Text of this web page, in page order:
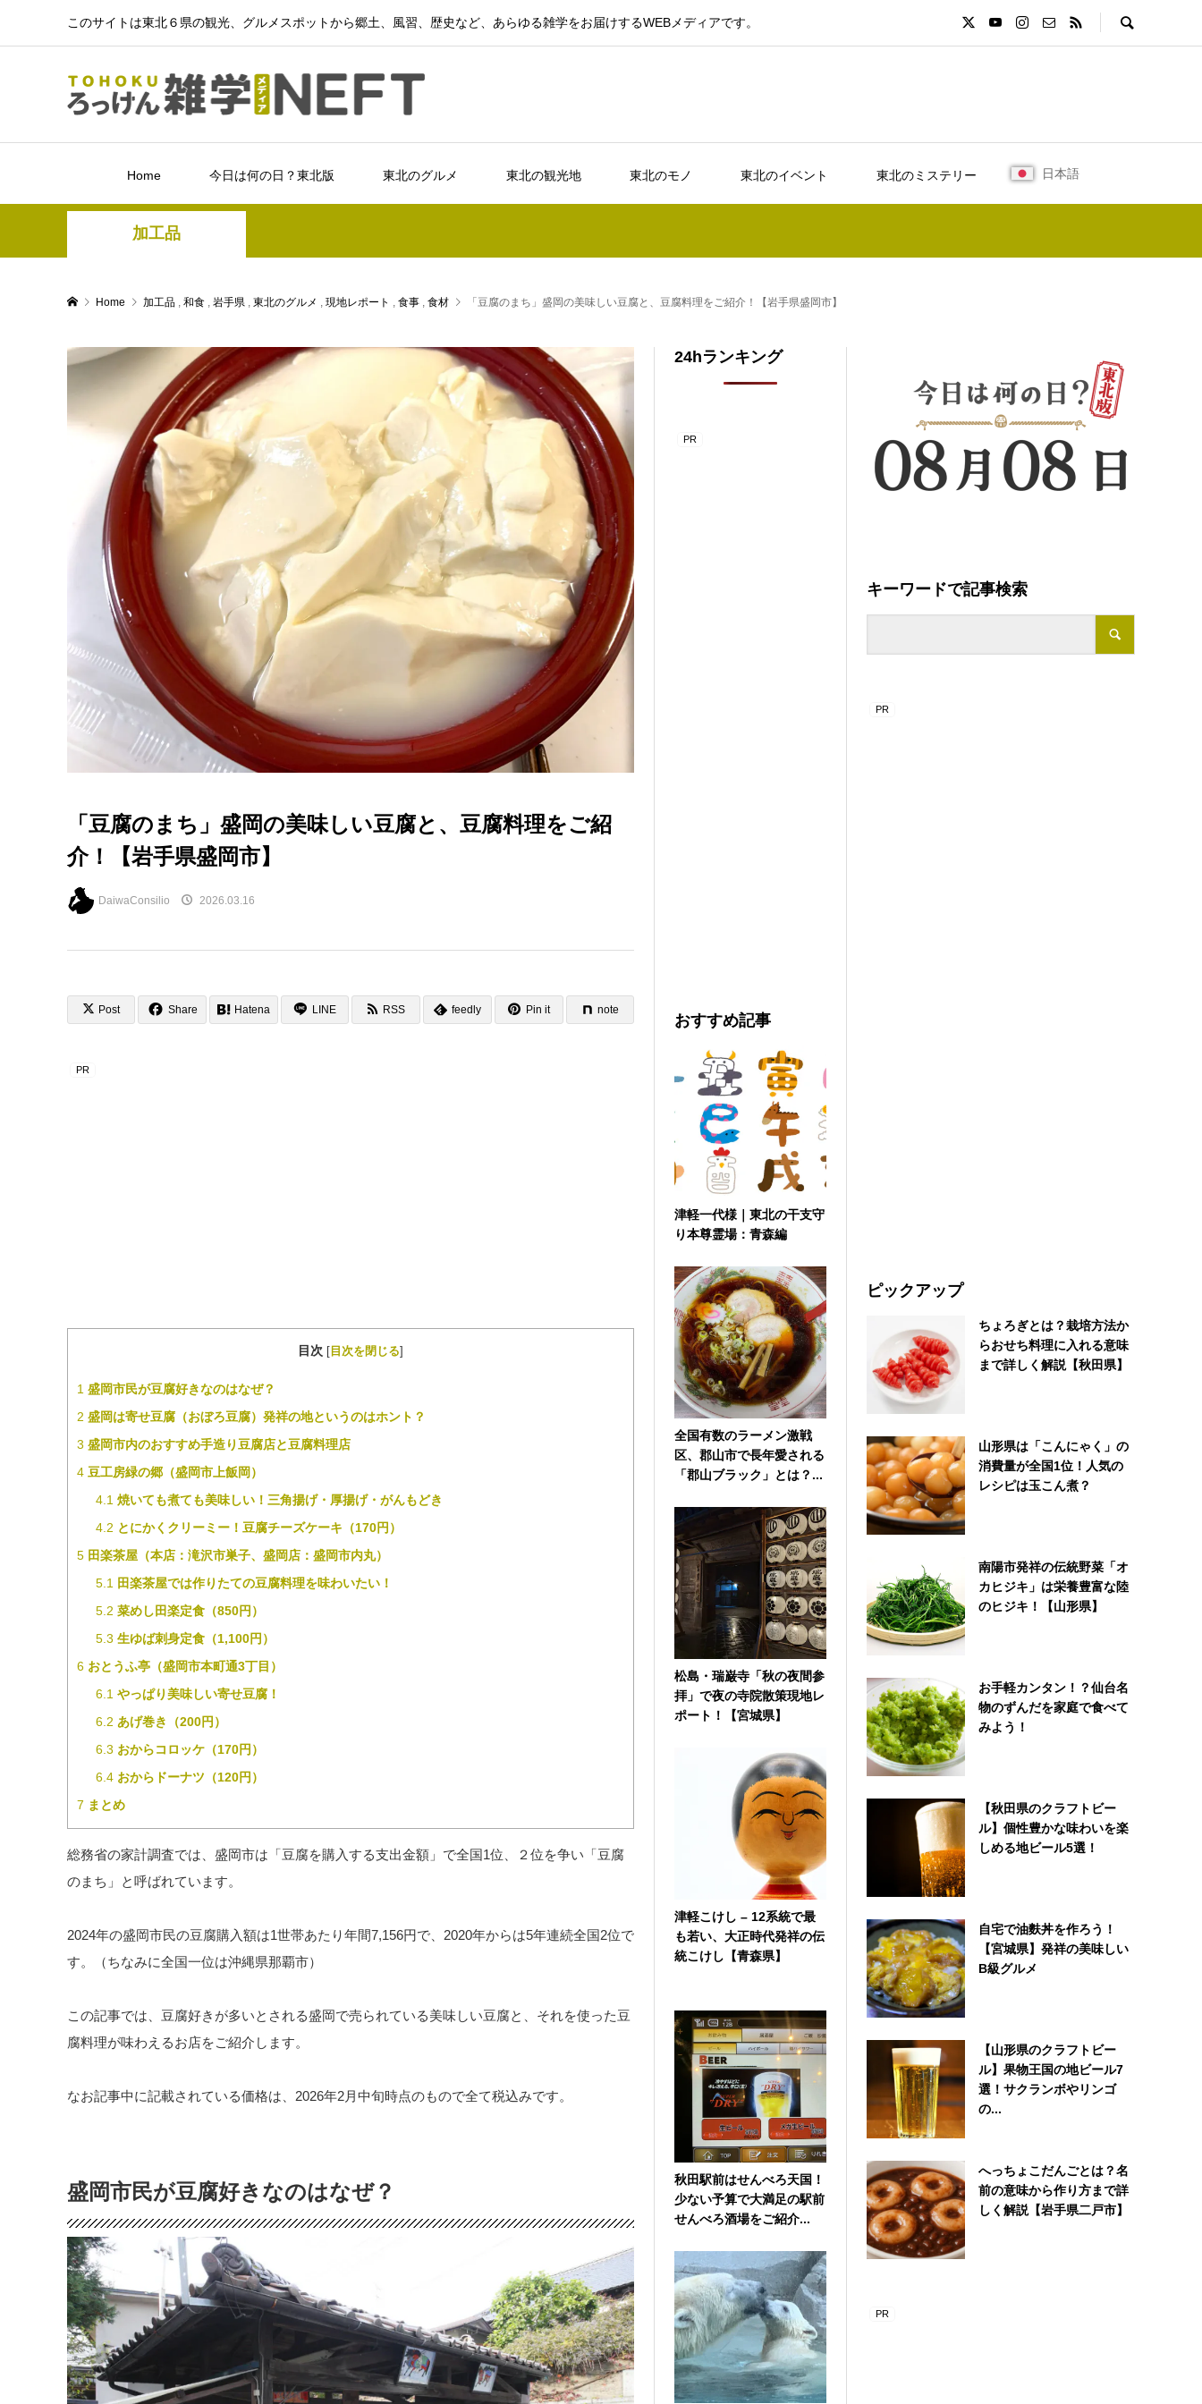
このサイトは東北６県の観光、グルメスポットから郷土、風習、歴史など、あらゆる雑学をお届けするWEBメディアです。
Home 今日は何の日？東北版 東北のグルメ 東北の観光地 東北のモノ 東北のイベント 東北のミステリー 日本語
加工品
Home 加工品 , 和食 , 岩手県 , 東北のグルメ , 現地レポート , 食事 , 食材 「豆腐のまち」盛岡の美味しい豆腐と、豆腐料理をご紹介！【岩手県盛岡市】
「豆腐のまち」盛岡の美味しい豆腐と、豆腐料理をご紹
介！【岩手県盛岡市】
DaiwaConsilio 2026.03.16
Post Share Hatena LINE RSS feedly Pin it note
目次 [目次を閉じる]
1 盛岡市民が豆腐好きなのはなぜ？
2 盛岡は寄せ豆腐（おぼろ豆腐）発祥の地というのはホント？
3 盛岡市内のおすすめ手造り豆腐店と豆腐料理店
4豆工房緑の郷（盛岡市上飯岡）
4.1 焼いても煮ても美味しい！三角揚げ・厚揚げ・がんもどき
4.2 とにかくクリーミー！豆腐チーズケーキ（170円）
5田楽茶屋（本店：滝沢市巣子、盛岡店：盛岡市内丸）
5.1 田楽茶屋では作りたての豆腐料理を味わいたい！
5.2 菜めし田楽定食（850円）
5.3 生ゆば刺身定食（1,100円）
6おとうふ亭（盛岡市本町通3丁目）
6.1 やっぱり美味しい寄せ豆腐！
6.2 あげ巻き（200円）
6.3 おからコロッケ（170円）
6.4 おからドーナツ（120円）
7 まとめ
総務省の家計調査では、盛岡市は「豆腐を購入する支出金額」で全国1位、２位を争い「豆腐
のまち」と呼ばれています。
2024年の盛岡市民の豆腐購入額は1世帯あたり年間7,156円で、2020年からは5年連続全国2位で
す。（ちなみに全国一位は沖縄県那覇市）
この記事では、豆腐好きが多いとされる盛岡で売られている美味しい豆腐と、それを使った豆
腐料理が味わえるお店をご紹介します。
なお記事中に記載されている価格は、2026年2月中旬時点のもので全て税込みです。
盛岡市民が豆腐好きなのはなぜ？
キーワードで記事検索
ピックアップ
ちょろぎとは？栽培方法か
らおせち料理に入れる意味
まで詳しく解説【秋田県】
山形県は「こんにゃく」の
消費量が全国1位！人気の
レシピは玉こん煮？
南陽市発祥の伝統野菜「オ
カヒジキ」は栄養豊富な陸
のヒジキ！【山形県】
お手軽カンタン！？仙台名
物のずんだを家庭で食べて
みよう！
【秋田県のクラフトビー
ル】個性豊かな味わいを楽
しめる地ビール5選！
自宅で油麩丼を作ろう！
【宮城県】発祥の美味しい
B級グルメ
【山形県のクラフトビー
ル】果物王国の地ビール7
選！サクランボやリンゴ
の...
へっちょこだんごとは？名
前の意味から作り方まで詳
しく解説【岩手県二戸市】
24hランキング
おすすめ記事
津軽一代様｜東北の干支守
り本尊霊場：青森編
全国有数のラーメン激戦
区、郡山市で長年愛される
「郡山ブラック」とは？...
松島・瑞巌寺「秋の夜間参
拝」で夜の寺院散策現地レ
ポート！【宮城県】
津軽こけし – 12系統で最
も若い、大正時代発祥の伝
統こけし【青森県】
秋田駅前はせんべろ天国！
少ない予算で大満足の駅前
せんべろ酒場をご紹介...